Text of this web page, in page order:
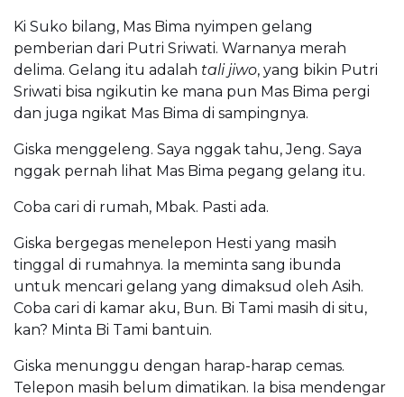
Ki Suko bilang, Mas Bima nyimpen gelang
pemberian dari Putri Sriwati. Warnanya merah
delima. Gelang itu adalah tali jiwo, yang bikin Putri
Sriwati bisa ngikutin ke mana pun Mas Bima pergi
dan juga ngikat Mas Bima di sampingnya.
Giska menggeleng. Saya nggak tahu, Jeng. Saya
nggak pernah lihat Mas Bima pegang gelang itu.
Coba cari di rumah, Mbak. Pasti ada.
Giska bergegas menelepon Hesti yang masih
tinggal di rumahnya. Ia meminta sang ibunda
untuk mencari gelang yang dimaksud oleh Asih.
Coba cari di kamar aku, Bun. Bi Tami masih di situ,
kan? Minta Bi Tami bantuin.
Giska menunggu dengan harap-harap cemas.
Telepon masih belum dimatikan. Ia bisa mendengar